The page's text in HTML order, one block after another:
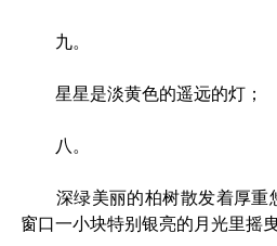
九。
星星是淡黄色的遥远的灯；
八。
深绿美丽的柏树散发着厚重
窗口一小块特别银亮的月光里摇曳